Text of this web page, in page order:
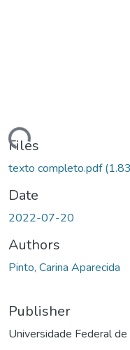
Files
texto completo.pdf
Date
2022-07-20
Authors
Pinto, Carina Aparecida
Publisher
Universidade Federal de